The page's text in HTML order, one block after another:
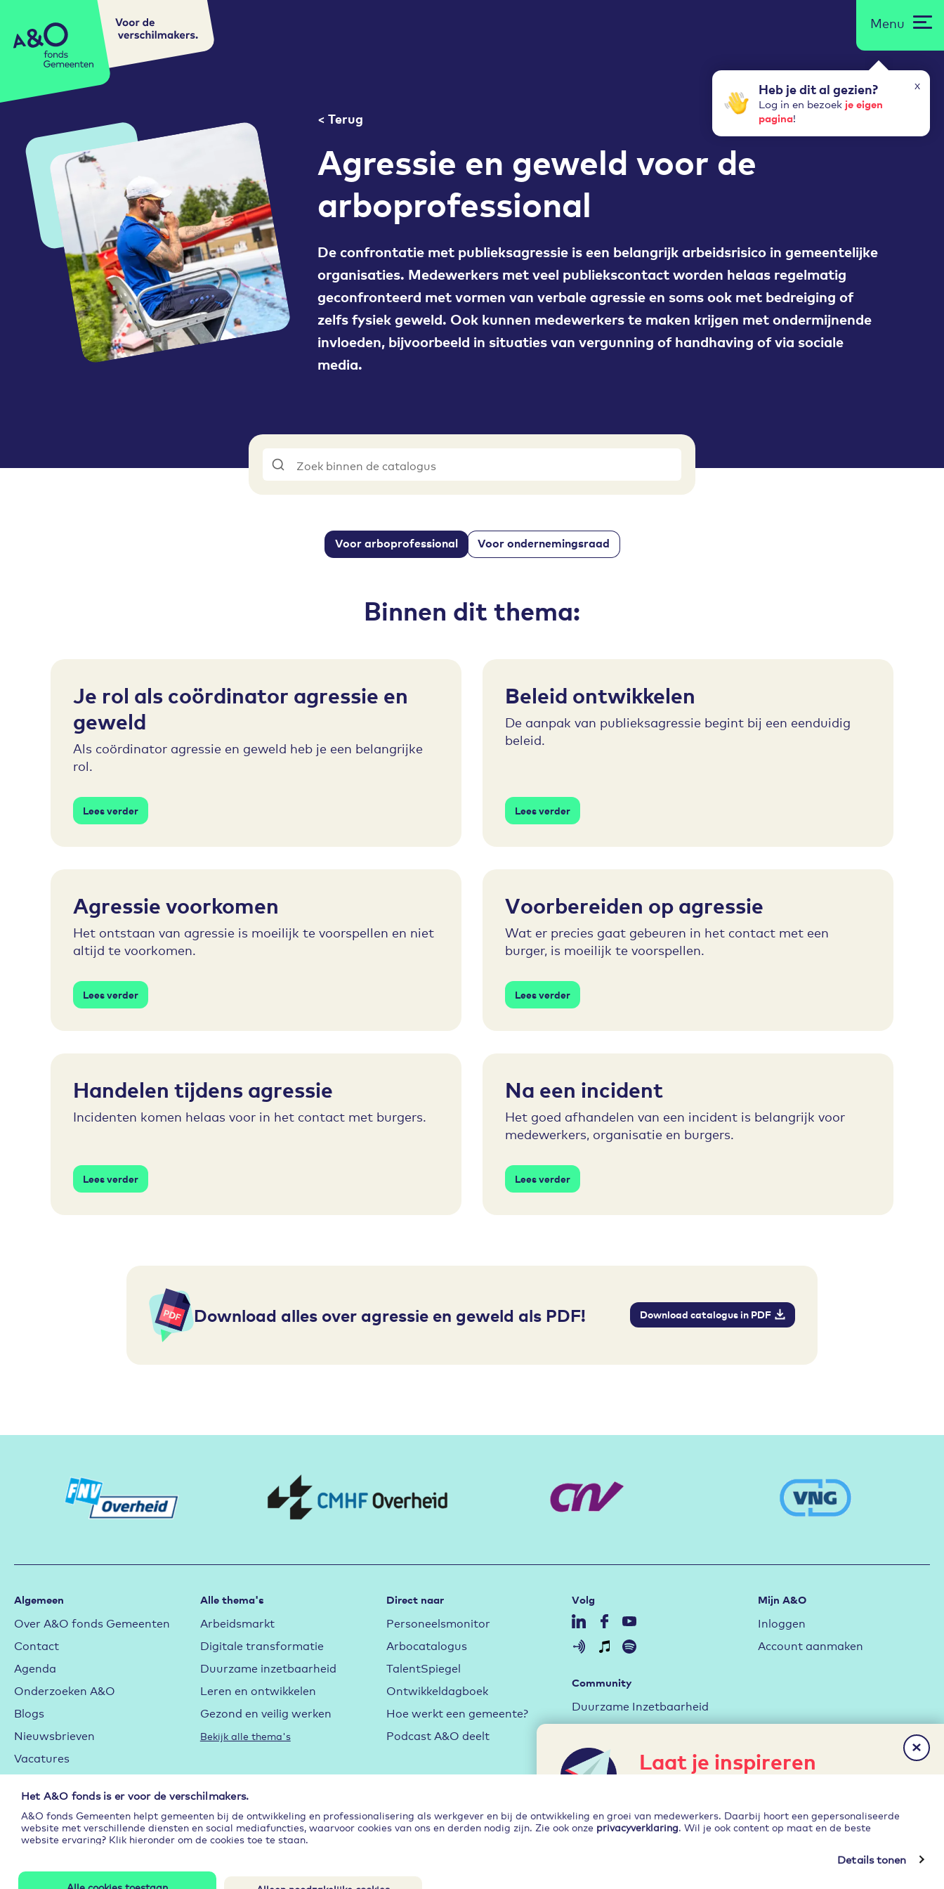
Het A&O fonds is er voor de verschilmakers.
A&O fonds Gemeenten helpt gemeenten bij de ontwikkeling en professionalisering als werkgever en bij de ontwikkeling en groei van medewerkers. Daarbij hoort een gepersonaliseerde
website met verschillende diensten en social mediafuncties, waarvoor cookies van ons en derden nodig zijn. Zie ook onze privacyverklaring. Wil je ook content op maat en de beste
website ervaring? Klik hieronder om de cookies toe te staan.
Details tonen
A&O fonds Gemeenten
Voor de
verschilmakers.
x
Heb je dit al gezien?
Log in en bezoek je eigen
pagina!
Menu
< Terug
Agressie en geweld voor de
arboprofessional
De confrontatie met publieksagressie is een belangrijk arbeidsrisico in gemeentelijke
organisaties. Medewerkers met veel publiekscontact worden helaas regelmatig
geconfronteerd met vormen van verbale agressie en soms ook met bedreiging of
zelfs fysiek geweld. Ook kunnen medewerkers te maken krijgen met ondermijnende
invloeden, bijvoorbeeld in situaties van vergunning of handhaving of via sociale
media.
Voor arboprofessional Voor ondernemingsraad
Binnen dit thema:
Je rol als coördinator agressie en
geweld
Als coördinator agressie en geweld heb je een belangrijke
rol.
Lees verder
Beleid ontwikkelen
De aanpak van publieksagressie begint bij een eenduidig
beleid.
Lees verder
Agressie voorkomen
Het ontstaan van agressie is moeilijk te voorspellen en niet
altijd te voorkomen.
Lees verder
Voorbereiden op agressie
Wat er precies gaat gebeuren in het contact met een
burger, is moeilijk te voorspellen.
Lees verder
Handelen tijdens agressie
Incidenten komen helaas voor in het contact met burgers.
Lees verder
Na een incident
Het goed afhandelen van een incident is belangrijk voor
medewerkers, organisatie en burgers.
Lees verder
Download alles over agressie en geweld als PDF! Download catalogus in PDF
Laat je inspireren
in je inbox?
Partners
Algemeen
Over A&O fonds Gemeenten
Contact
Agenda
Onderzoeken A&O
Blogs
Nieuwsbrieven
Vacatures
Cookieverklaring
Privacyverklaring
Subsidie
Alle thema's
Arbeidsmarkt
Digitale transformatie
Duurzame inzetbaarheid
Leren en ontwikkelen
Gezond en veilig werken
Bekijk alle thema's
Direct naar
Personeelsmonitor
Arbocatalogus
TalentSpiegel
Ontwikkeldagboek
Hoe werkt een gemeente?
Podcast A&O deelt
Volg
Community
Duurzame Inzetbaarheid
Aan de slag met de RI&E
Arbeidsmarktstrategie
Hybride werken
Mijn A&O
Inloggen
Account aanmaken